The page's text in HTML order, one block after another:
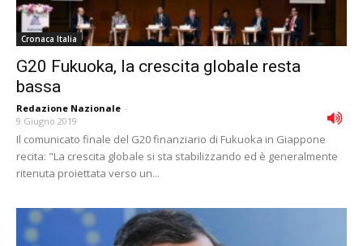
Cronaca Italia
G20 Fukuoka, la crescita globale resta
bassa
Redazione Nazionale -
9 Giugno 2019
Il comunicato finale del G20 finanziario di Fukuoka in Giappone
recita: "La crescita globale si sta stabilizzando ed è generalmente
ritenuta proiettata verso un...